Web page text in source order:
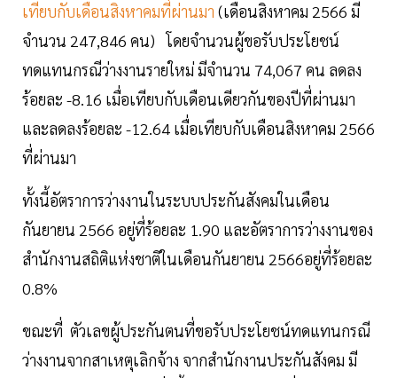
เทียบกับเดือนสิงหาคมที่ผ่านมา (เดือนสิงหาคม 2566 มี
จำนวน 247,846 คน) โดยจำนวนผู้ขอรับประโยชน์
ทดแทนกรณีว่างงานรายใหม่ มีจำนวน 74,067 คน ลดลง
ร้อยละ -8.16 เมื่อเทียบกับเดือนเดียวกันของปีที่ผ่านมา
และลดลงร้อยละ -12.64 เมื่อเทียบกับเดือนสิงหาคม 2566
ที่ผ่านมา
ทั้งนี้อัตราการว่างงานในระบบประกันสังคมในเดือน
กันยายน 2566 อยู่ที่ร้อยละ 1.90 และอัตราการว่างงานของ
สำนักงานสถิติแห่งชาติในเดือนกันยายน 2566อยู่ที่ร้อยละ
0.8%
ขณะที่ ตัวเลขผู้ประกันตนที่ขอรับประโยชน์ทดแทนกรณี
ว่างงานจากสาเหตุเลิกจ้าง จากสำนักงานประกันสังคม มี